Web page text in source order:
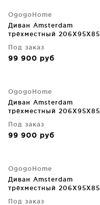
OgogoHome
Диван Amsterdam
трёхместный 206X95X85
Под заказ
99 900 руб
OgogoHome
Диван Amsterdam
трёхместный 206X95X85
Под заказ
99 900 руб
OgogoHome
Диван Amsterdam
трёхместный 206X95X85
Под заказ